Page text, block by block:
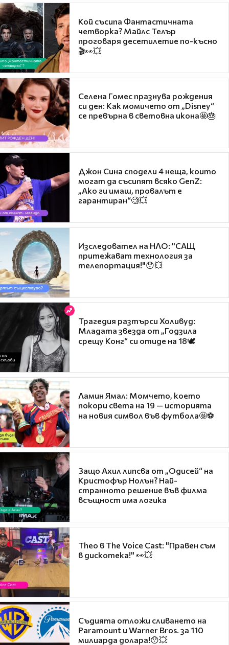
Кой съсипа Фантастичната
четворка? Майлс Телър
проговаря десетилетие по-късно
🎬👀💥
Селена Гомес празнува рождения
си ден: Как момичето от „Disney“
се превърна в световна икона🤩🎂
Джон Сина сподели 4 неща, които
могат да съсипят всяко GenZ:
„Ако ги имаш, провалът е
гарантиран“🧐💥
Изследовател на НЛО: "САЩ
притежават технология за
телепортация!"😯💥
Трагедия разтърси Холивуд:
Младата звезда от „Годзила
срещу Конг“ си отиде на 18🕊️
Ламин Ямал: Момчето, което
покори света на 19 — историята
на новия символ във футбола🤩⚽
Защо Ахил липсва от „Одисей“ на
Кристофър Нолън? Най-
странното решение във филма
всъщност има логика
Theo в The Voice Cast: "Правен съм
в дискотека!" 👀💥
Съдията отложи сливането на
Paramount и Warner Bros. за 110
милиарда долара!😯💥